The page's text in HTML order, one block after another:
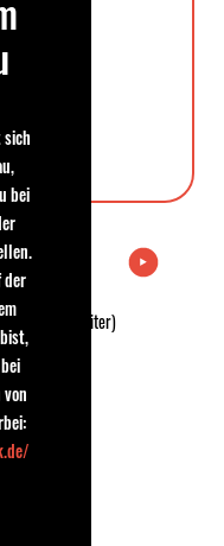
€ * / 1 Liter)
sich
bei
der